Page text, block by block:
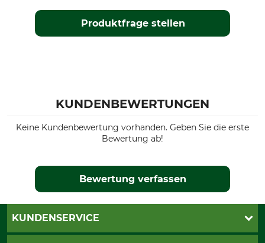
Produktfrage stellen
KUNDENBEWERTUNGEN
Keine Kundenbewertung vorhanden. Geben Sie die erste
Bewertung ab!
Bewertung verfassen
KUNDENSERVICE